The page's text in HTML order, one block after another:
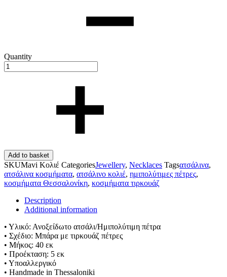
Quantity
Add to basket
SKUMavi Κολιέ CategoriesJewellery, Necklaces Tagsατσάλινα,
ατσάλινα κοσμήματα, ατσάλινο κολιέ, ημιπολύτιμες πέτρες,
κοσμήματα Θεσσαλονίκη, κοσμήματα τιρκουάζ
Description
Additional information
• Υλικό: Ανοξείδωτο ατσάλι/Ημιπολύτιμη πέτρα
• Σχέδιο: Μπάρα με τιρκουάζ πέτρες
• Μήκος: 40 εκ
• Προέκταση: 5 εκ
• Υποαλλεργικό
• Handmade in Thessaloniki